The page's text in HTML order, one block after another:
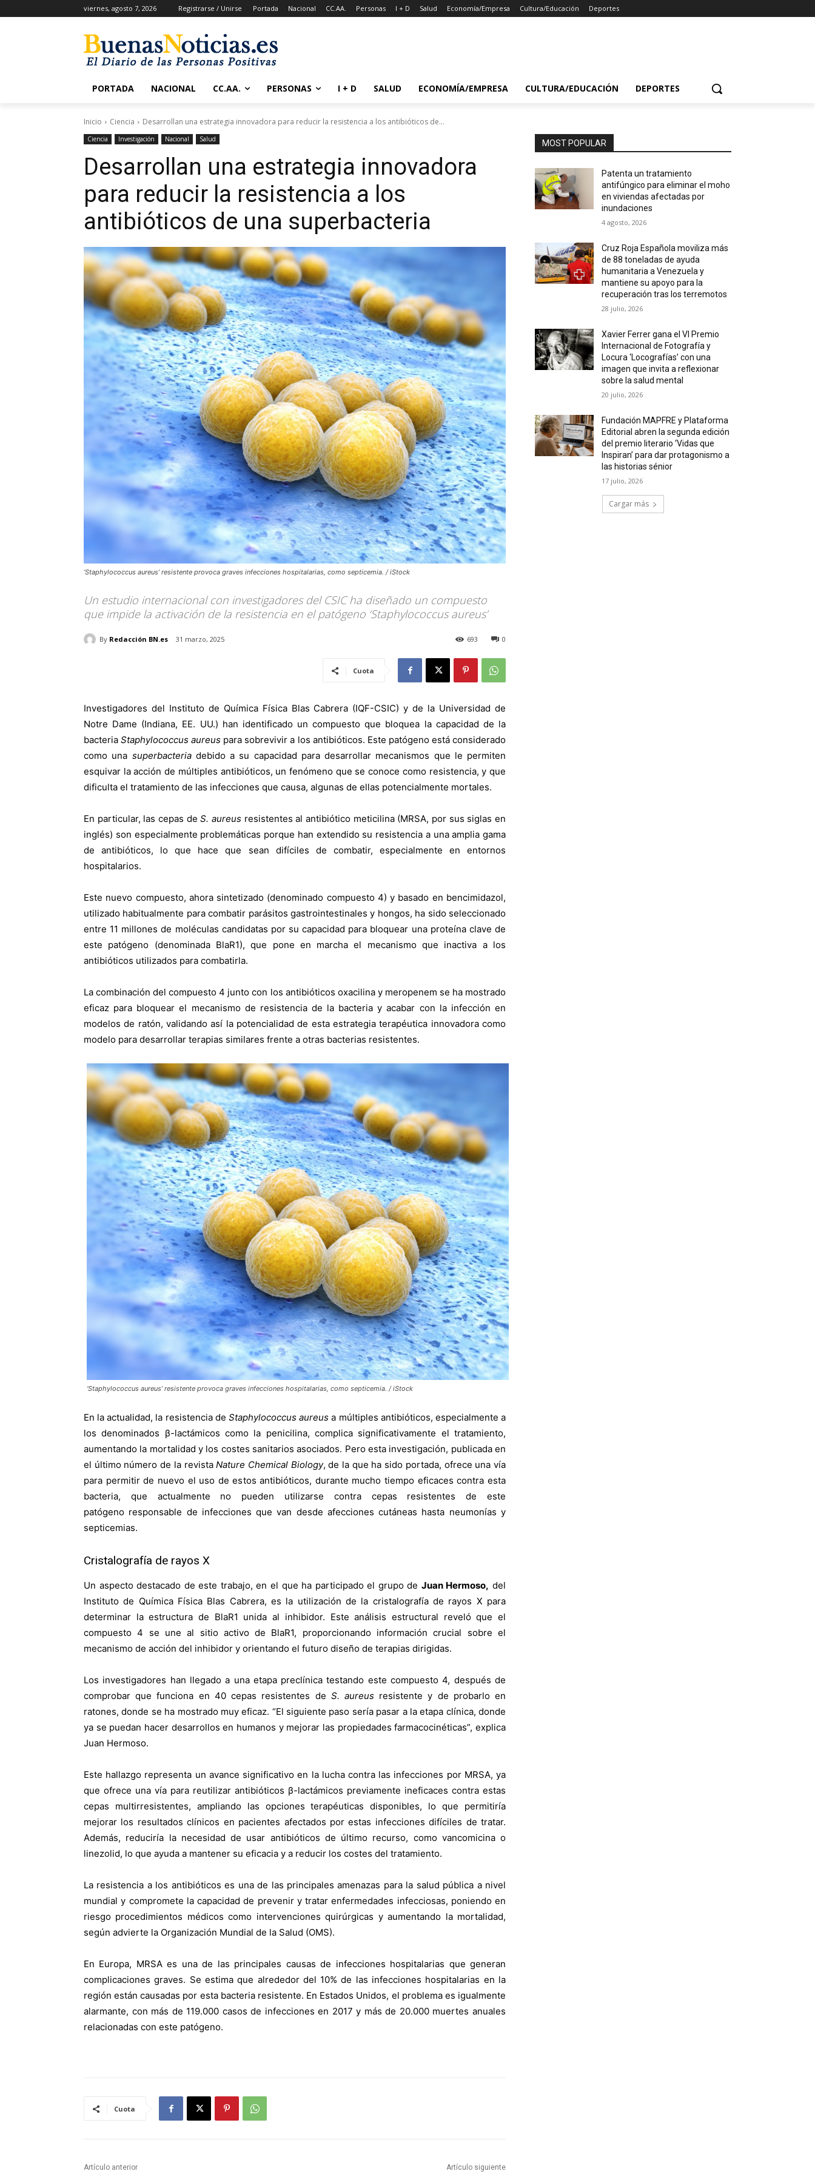
viernes, agosto 7, 2026 Registrarse / Unirse Portada Nacional CC.AA. Personas I + D Salud Economía/Empresa Cultura/Educación Deportes
PORTADA NACIONAL CC.AA. PERSONAS I + D SALUD ECONOMÍA/EMPRESA CULTURA/EDUCACIÓN DEPORTES
Inicio Ciencia Desarrollan una estrategia innovadora para reducir la resistencia a los antibióticos de...
Ciencia Investigación Nacional Salud
Desarrollan una estrategia innovadora
para reducir la resistencia a los
antibióticos de una superbacteria
‘Staphylococcus aureus’ resistente provoca graves infecciones hospitalarias, como septicemia. / iStock
Un estudio internacional con investigadores del CSIC ha diseñado un compuesto
que impide la activación de la resistencia en el patógeno ‘Staphylococcus aureus’
By Redacción BN.es 31 marzo, 2025 0
693
Cuota
Investigadores del Instituto de Química Física Blas Cabrera (IQF-CSIC) y de la Universidad de
Notre Dame (Indiana, EE. UU.) han identificado un compuesto que bloquea la capacidad de la
bacteriaStaphylococcus aureus para sobrevivir a los antibióticos. Este patógeno está considerado
como una superbacteriadebido a su capacidad para desarrollar mecanismos que le permiten
esquivar la acción de múltiples antibióticos, un fenómeno que se conoce como resistencia, y que
dificulta el tratamiento de las infecciones que causa, algunas de ellas potencialmente mortales.
En particular, las cepas deS. aureus resistentes al antibiótico meticilina (MRSA, por sus siglas en
inglés) son especialmente problemáticas porque han extendido su resistencia a una amplia gama
de antibióticos, lo que hace que sean difíciles de combatir, especialmente en entornos
hospitalarios.
Este nuevo compuesto, ahora sintetizado (denominado compuesto 4) y basado en bencimidazol,
utilizado habitualmente para combatir parásitos gastrointestinales y hongos, ha sido seleccionado
entre 11 millones de moléculas candidatas por su capacidad para bloquear una proteína clave de
este patógeno (denominada BlaR1), que pone en marcha el mecanismo que inactiva a los
antibióticos utilizados para combatirla.
La combinación del compuesto 4 junto con los antibióticos oxacilina y meropenem se ha mostrado
eficaz para bloquear el mecanismo de resistencia de la bacteria y acabar con la infección en
modelos de ratón, validando así la potencialidad de esta estrategia terapéutica innovadora como
modelo para desarrollar terapias similares frente a otras bacterias resistentes.
‘Staphylococcus aureus’ resistente provoca graves infecciones hospitalarias, como septicemia. / iStock
En la actualidad, la resistencia de Staphylococcus aureus a múltiples antibióticos, especialmente a
los denominados β-lactámicos como la penicilina, complica significativamente el tratamiento,
aumentando la mortalidad y los costes sanitarios asociados. Pero esta investigación, publicada en
el último número de la revistaNature Chemical Biology, de la que ha sido portada, ofrece una vía
para permitir de nuevo el uso de estos antibióticos, durante mucho tiempo eficaces contra esta
bacteria, que actualmente no pueden utilizarse contra cepas resistentes de este
patógeno responsable de infecciones que van desde afecciones cutáneas hasta neumonías y
septicemias.
Cristalografía de rayos X
Un aspecto destacado de este trabajo, en el que ha participado el grupo de Juan Hermoso, del
Instituto de Química Física Blas Cabrera, es la utilización de la cristalografía de rayos X para
determinar la estructura de BlaR1 unida al inhibidor. Este análisis estructural reveló que el
compuesto 4 se une al sitio activo de BlaR1, proporcionando información crucial sobre el
mecanismo de acción del inhibidor y orientando el futuro diseño de terapias dirigidas.
Los investigadores han llegado a una etapa preclínica testando este compuesto 4, después de
comprobar que funciona en 40 cepas resistentes de S. aureusresistente y de probarlo en
ratones, donde se ha mostrado muy eficaz. “El siguiente paso sería pasar a la etapa clínica, donde
ya se puedan hacer desarrollos en humanos y mejorar las propiedades farmacocinéticas”, explica
Juan Hermoso.
Este hallazgo representa un avance significativo en la lucha contra las infecciones por MRSA, ya
que ofrece una vía para reutilizar antibióticos β-lactámicos previamente ineficaces contra estas
cepas multirresistentes, ampliando las opciones terapéuticas disponibles, lo que permitiría
mejorar los resultados clínicos en pacientes afectados por estas infecciones difíciles de tratar.
Además, reduciría la necesidad de usar antibióticos de último recurso, como vancomicina o
linezolid, lo que ayuda a mantener su eficacia y a reducir los costes del tratamiento.
La resistencia a los antibióticos es una de las principales amenazas para la salud pública a nivel
mundial y compromete la capacidad de prevenir y tratar enfermedades infecciosas, poniendo en
riesgo procedimientos médicos como intervenciones quirúrgicas y aumentando la mortalidad,
según advierte la Organización Mundial de la Salud (OMS).
En Europa, MRSA es una de las principales causas de infecciones hospitalarias que generan
complicaciones graves. Se estima que alrededor del 10% de las infecciones hospitalarias en la
región están causadas por esta bacteria resistente. En Estados Unidos, el problema es igualmente
alarmante, con más de 119.000 casos de infecciones en 2017 y más de 20.000 muertes anuales
relacionadas con este patógeno.
Cuota
Artículo anterior Artículo siguiente
MOST POPULAR
Patenta un tratamiento
antifúngico para eliminar el moho
en viviendas afectadas por
inundaciones
4 agosto, 2026
Cruz Roja Española moviliza más
de 88 toneladas de ayuda
humanitaria a Venezuela y
mantiene su apoyo para la
recuperación tras los terremotos
28 julio, 2026
Xavier Ferrer gana el VI Premio
Internacional de Fotografía y
Locura ‘Locografías’ con una
imagen que invita a reflexionar
sobre la salud mental
20 julio, 2026
Fundación MAPFRE y Plataforma
Editorial abren la segunda edición
del premio literario ‘Vidas que
Inspiran’ para dar protagonismo a
las historias sénior
17 julio, 2026
Cargar más